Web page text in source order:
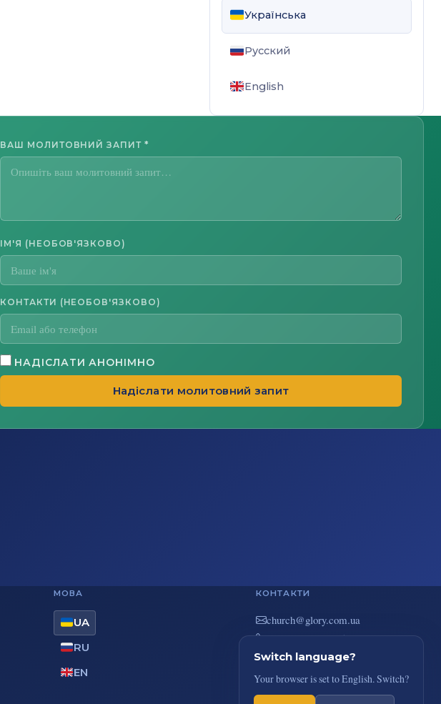
Українська
Русский
English
ВАШ МОЛИТОВНИЙ ЗАПИТ *
ІМ'Я (НЕОБОВ'ЯЗКОВО)
КОНТАКТИ (НЕОБОВ'ЯЗКОВО)
НАДІСЛАТИ АНОНІМНО
Надіслати молитовний запит
МОВА
UA
RU
EN
КОНТАКТИ
au.moc.yrolg@hcruhc
+38(044) 383-73-51
вул. В. Покотила 7/2, Київ
Switch language?
Your browser is set to English. Switch?